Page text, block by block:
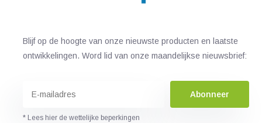
Blijf op de hoogte van onze nieuwste producten en laatste
ontwikkelingen. Word lid van onze maandelijkse nieuwsbrief:
Abonneer
* Lees hier de wettelijke beperkingen